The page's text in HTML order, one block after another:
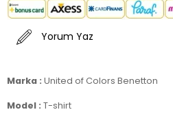
Yorum Yaz
Marka : United of Colors Benetton
Model : T-shirt